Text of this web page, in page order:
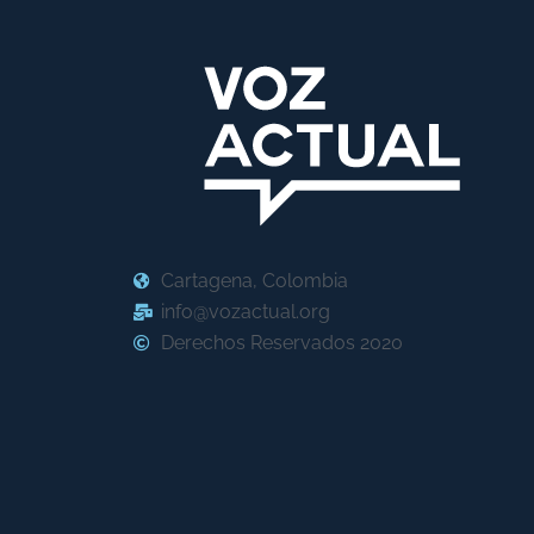
Cartagena, Colombia
info@vozactual.org
Derechos Reservados 2020